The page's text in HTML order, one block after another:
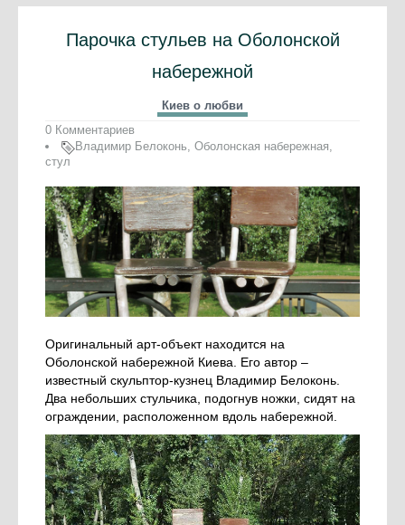
Парочка стульев на Оболонской
набережной
Киев о любви
0 Комментариев
Владимир Белоконь, Оболонская набережная,
стул
Оригинальный арт-объект находится на
Оболонской набережной Киева. Его автор –
известный скульптор-кузнец Владимир Белоконь.
Два небольших стульчика, подогнув ножки, сидят на
ограждении, расположенном вдоль набережной.